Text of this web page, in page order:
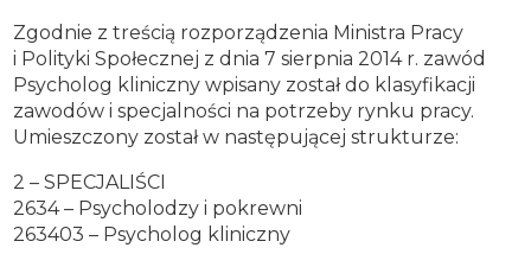
Zgodnie z treścią rozporządzenia Ministra Pracy
i Polityki Społecznej z dnia 7 sierpnia 2014 r. zawód
Psycholog kliniczny wpisany został do klasyfikacji
zawodów i specjalności na potrzeby rynku pracy.
Umieszczony został w następującej strukturze:
2 – SPECJALIŚCI
2634 – Psycholodzy i pokrewni
263403 – Psycholog kliniczny